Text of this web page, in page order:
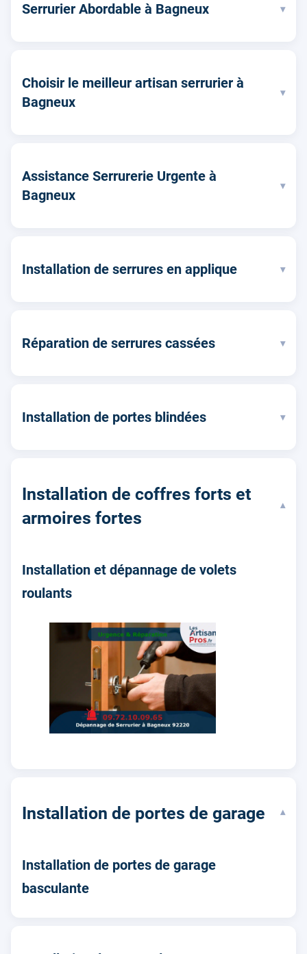
Serrurier Abordable à Bagneux ▾
Choisir le meilleur artisan serrurier à
Bagneux
▾
Assistance Serrurerie Urgente à
Bagneux
▾
Installation de serrures en applique ▾
Réparation de serrures cassées ▾
Installation de portes blindées ▾
Installation de coffres forts et
armoires fortes
▾
Installation et dépannage de volets
roulants
Installation de portes de garage ▾
Installation de portes de garage
basculante